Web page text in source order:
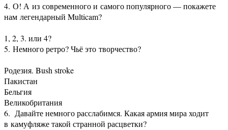
4. О! А из современного и самого популярного — покажете
нам легендарный Multicam?
1, 2, 3. или 4?
5. Немного ретро? Чьё это творчество?
Родезия. Bush stroke
Пакистан
Бельгия
Великобритания
6. Давайте немного расслабимся. Какая армия мира ходит
в камуфляже такой странной расцветки?